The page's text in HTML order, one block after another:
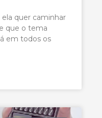
quer caminhar
que o tema
em todos os